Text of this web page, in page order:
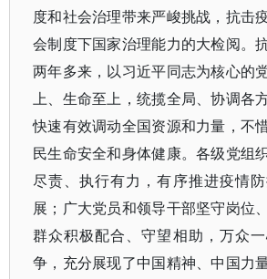
度和社会治理带来严峻挑战，抗击
会制度下国家治理能力的大检阅。
两年多来，以习近平同志为核心的
上、生命至上，统揽全局、协调各
快速有效调动全国资源和力量，不
民生命安全和身体健康。各级党组
尽责、执行有力，有序推进疫情
展；广大党员和领导干部坚守岗位
群众积极配合、守望相助，万众
争，充分展现了中国精神、中国力